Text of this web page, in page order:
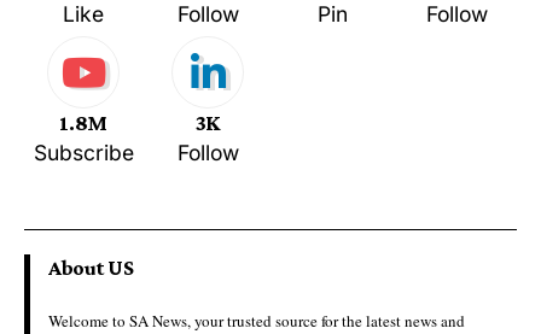
Like
Follow
Pin
Follow
1.8M
Subscribe
3K
Follow
About US
Welcome to SA News, your trusted source for the latest news and